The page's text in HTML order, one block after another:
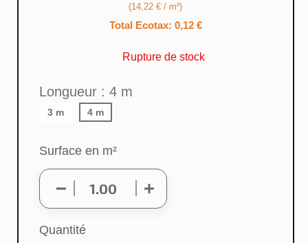
(14,22 € / m²)
Total Ecotax: 0,12 €
Rupture de stock
Longueur : 4 m
3 m 4 m
Surface en m²
Quantité
Créer une liste d'envies
Nom de la liste d'envies